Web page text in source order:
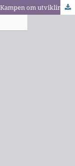
Bokanmeldelse av Hans Morgen Haugen, Kampen om utviklingen Teorier, strategier og globale utfordringer